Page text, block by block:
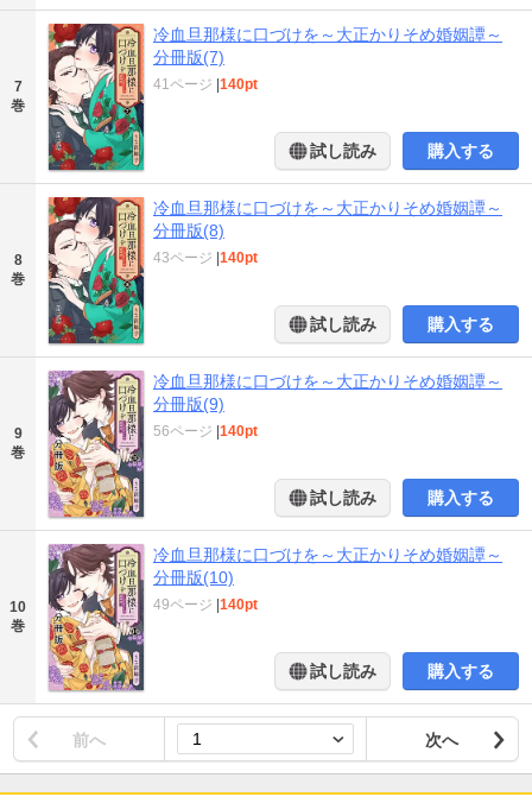
7
巻
冷血旦那様に口づけを～大正かりそめ婚姻譚～
分冊版(7)
41ページ 140pt
試し読み 購入する
8
巻
冷血旦那様に口づけを～大正かりそめ婚姻譚～
分冊版(8)
43ページ 140pt
試し読み 購入する
9
巻
冷血旦那様に口づけを～大正かりそめ婚姻譚～
分冊版(9)
56ページ 140pt
試し読み 購入する
10
巻
冷血旦那様に口づけを～大正かりそめ婚姻譚～
分冊版(10)
49ページ 140pt
試し読み 購入する
前へ 次へ